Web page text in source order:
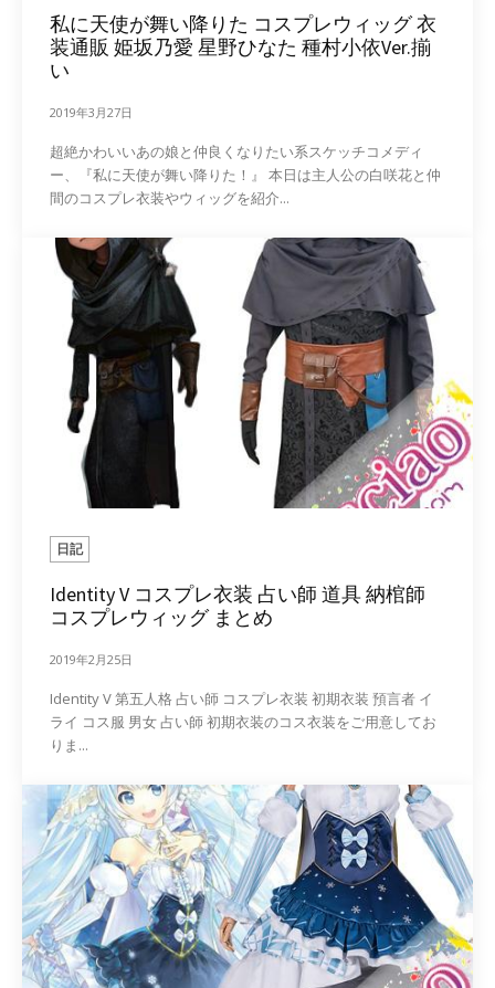
私に天使が舞い降りた コスプレウィッグ 衣
装通販 姫坂乃愛 星野ひなた 種村小依Ver.揃
い
2019年3月27日
超絶かわいいあの娘と仲良くなりたい系スケッチコメディ
ー、『私に天使が舞い降りた！』 本日は主人公の白咲花と仲
間のコスプレ衣装やウィッグを紹介...
日記
Identity V コスプレ衣装 占い師 道具 納棺師
コスプレウィッグ まとめ
2019年2月25日
Identity V 第五人格 占い師 コスプレ衣装 初期衣装 預言者 イ
ライ コス服 男女 占い師 初期衣装のコス衣装をご用意してお
りま...